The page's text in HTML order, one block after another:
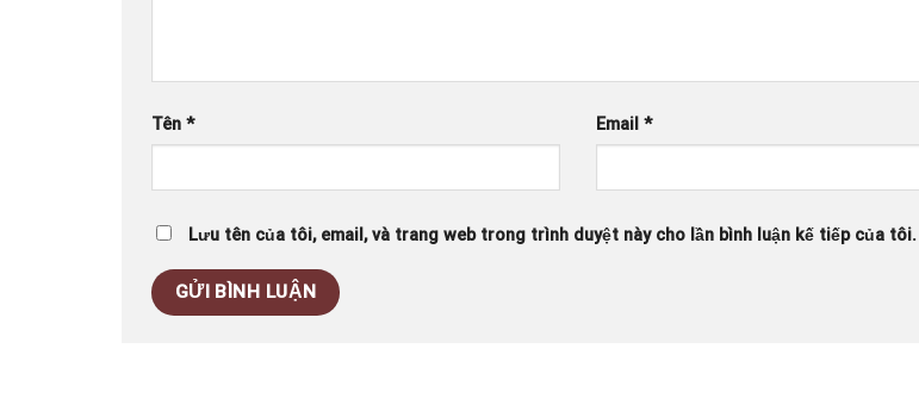
Tên * Email*
Lưu tên của tôi, email, và trang web trong trình duyệt này cho lần bình luận kế tiếp của tôi.